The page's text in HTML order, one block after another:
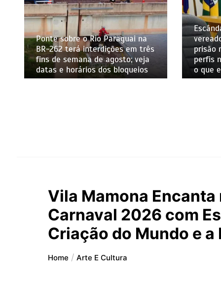
em três
Escândalo em Corumbá: Ex-
vereador Buxexa Amaral tem
prisão mantida pela Justiça e
perfis na web bloqueados; saiba
o que ele fez
Vila Mamona
Carnaval 2026 com
Criação do Mundo e
Home Arte E Cultura